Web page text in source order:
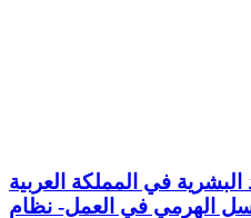
البشرية في المملكة العربية
الهرمي في العمل- نظام